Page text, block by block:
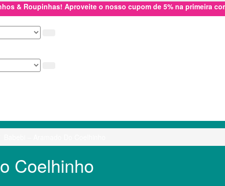
& Roupinhas! Aproveite o nosso cupom de 5% na primeira
Coelhinho